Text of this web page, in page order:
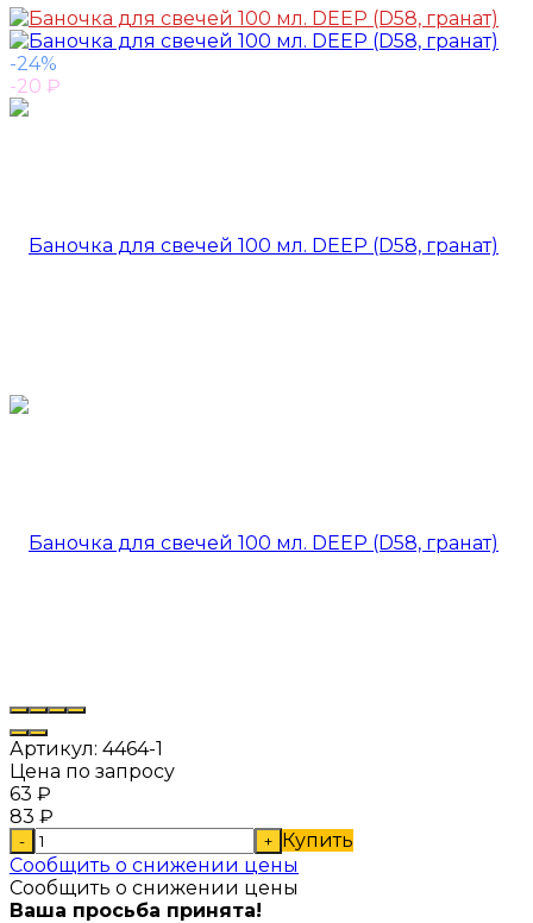
-24%
-20 ₽
Артикул: 4464-1
Цена по запросу
63 ₽
83 ₽
- + Купить
Сообщить о снижении цены
Сообщить о снижении цены
Ваша просьба принята!